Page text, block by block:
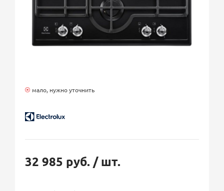
мало, нужно уточнить
32 985 руб. / шт.